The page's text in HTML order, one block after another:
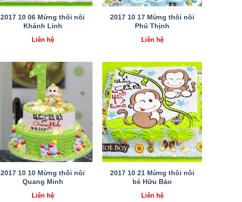
2017 10 06 Mừng thôi nôi
Khánh Linh
Liên hệ
2017 10 17 Mừng thôi nôi
Phú Thịnh
Liên hệ
2017 10 10 Mừng thôi nôi
Quang Minh
Liên hệ
2017 10 21 Mừng thôi nôi
bé Hữu Bảo
Liên hệ